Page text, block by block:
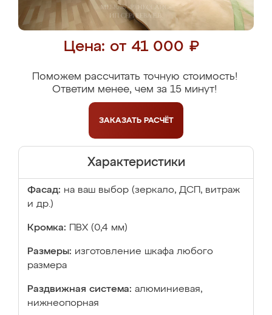
Цена: от 41 000 ₽
Поможем рассчитать точную стоимость!
Ответим менее, чем за 15 минут!
ЗАКАЗАТЬ РАСЧЁТ
Характеристики
Фасад: на ваш выбор (зеркало, ДСП, витраж
и др.)
Кромка: ПВХ (0,4 мм)
Размеры: изготовление шкафа любого
размера
Раздвижная система: алюминиевая,
нижнеопорная